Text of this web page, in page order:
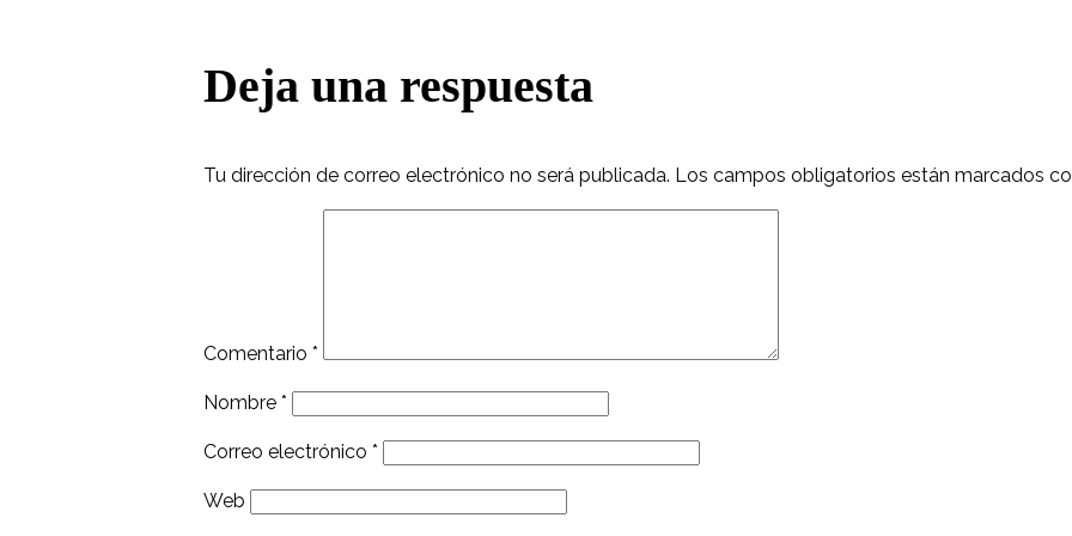
Deja una respuesta
Tu dirección de correo electrónico no será publicada. Los campos obligatorios están marcados
Comentario *
Nombre *
Correo electrónico *
Web